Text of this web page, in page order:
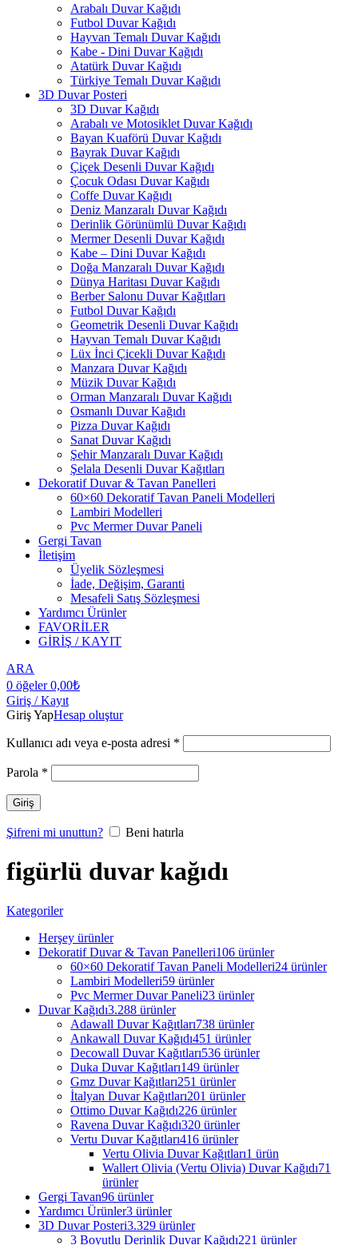
Arabalı Duvar Kağıdı
Futbol Duvar Kağıdı
Hayvan Temalı Duvar Kağıdı
Kabe - Dini Duvar Kağıdı
Atatürk Duvar Kağıdı
Türkiye Temalı Duvar Kağıdı
3D Duvar Posteri
3D Duvar Kağıdı
Arabalı ve Motosiklet Duvar Kağıdı
Bayan Kuaförü Duvar Kağıdı
Bayrak Duvar Kağıdı
Çiçek Desenli Duvar Kağıdı
Çocuk Odası Duvar Kağıdı
Coffe Duvar Kağıdı
Deniz Manzaralı Duvar Kağıdı
Derinlik Görünümlü Duvar Kağıdı
Mermer Desenli Duvar Kağıdı
Kabe – Dini Duvar Kağıdı
Doğa Manzaralı Duvar Kağıdı
Dünya Haritası Duvar Kağıdı
Berber Salonu Duvar Kağıtları
Futbol Duvar Kağıdı
Geometrik Desenli Duvar Kağıdı
Hayvan Temalı Duvar Kağıdı
Lüx İnci Çicekli Duvar Kağıdı
Manzara Duvar Kağıdı
Müzik Duvar Kağıdı
Orman Manzaralı Duvar Kağıdı
Osmanlı Duvar Kağıdı
Pizza Duvar Kağıdı
Sanat Duvar Kağıdı
Şehir Manzaralı Duvar Kağıdı
Şelala Desenli Duvar Kağıtları
Dekoratif Duvar & Tavan Panelleri
60×60 Dekoratif Tavan Paneli Modelleri
Lambiri Modelleri
Pvc Mermer Duvar Paneli
Gergi Tavan
İletişim
Üyelik Sözleşmesi
İade, Değişim, Garanti
Mesafeli Satış Sözleşmesi
Yardımcı Ürünler
FAVORİLER
GİRİŞ / KAYIT
ARA
0 öğeler 0,00₺
Giriş / Kayıt
Giriş YapHesap oluştur
Kullanıcı adı veya e-posta adresi *
Parola *
Giriş
Şifreni mi unuttun? Beni hatırla
figürlü duvar kağıdı
Kategoriler
Herşey ürünler
Dekoratif Duvar & Tavan Panelleri106 ürünler
60×60 Dekoratif Tavan Paneli Modelleri24 ürünler
Lambiri Modelleri59 ürünler
Pvc Mermer Duvar Paneli23 ürünler
Duvar Kağıdı3.288 ürünler
Adawall Duvar Kağıtları738 ürünler
Ankawall Duvar Kağıdı451 ürünler
Decowall Duvar Kağıtları536 ürünler
Duka Duvar Kağıtları149 ürünler
Gmz Duvar Kağıtları251 ürünler
İtalyan Duvar Kağıtları201 ürünler
Ottimo Duvar Kağıdı226 ürünler
Ravena Duvar Kağıdı320 ürünler
Vertu Duvar Kağıtları416 ürünler
Vertu Olivia Duvar Kağıtları1 ürün
Wallert Olivia (Vertu Olivia) Duvar Kağıdı71
ürünler
Gergi Tavan96 ürünler
Yardımcı Ürünler3 ürünler
3D Duvar Posteri3.329 ürünler
3 Boyutlu Derinlik Duvar Kağıdı221 ürünler